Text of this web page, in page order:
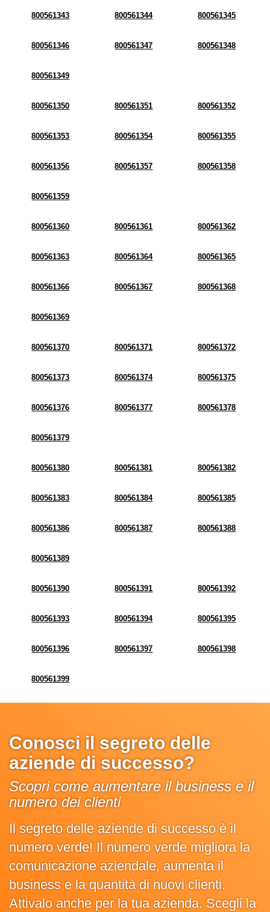
800561343 800561344 800561345
800561346 800561347 800561348
800561349
800561350 800561351 800561352
800561353 800561354 800561355
800561356 800561357 800561358
800561359
800561360 800561361 800561362
800561363 800561364 800561365
800561366 800561367 800561368
800561369
800561370 800561371 800561372
800561373 800561374 800561375
800561376 800561377 800561378
800561379
800561380 800561381 800561382
800561383 800561384 800561385
800561386 800561387 800561388
800561389
800561390 800561391 800561392
800561393 800561394 800561395
800561396 800561397 800561398
800561399
Conosci il segreto delle
aziende di successo?
Scopri come aumentare il business e il
numero dei clienti
Il segreto delle aziende di successo è il
numero verde! Il numero verde migliora la
comunicazione aziendale, aumenta il
business e la quantità di nuovi clienti.
Attivalo anche per la tua azienda. Scegli la